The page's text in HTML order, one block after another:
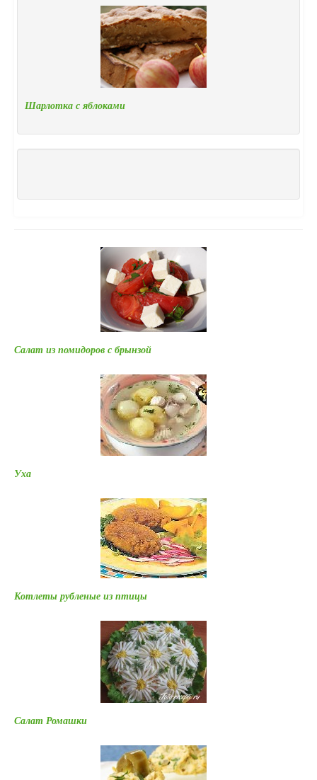
Шарлотка с яблоками
Салат из помидоров с брынзой
Уха
Котлеты рубленые из птицы
Салат Ромашки